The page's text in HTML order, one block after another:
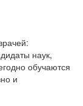
наук,
обучаются
и